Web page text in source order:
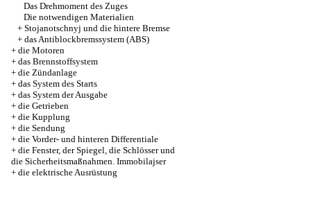
Das Drehmoment des Zuges
Die notwendigen Materialien
+ Stojanotschnyj und die hintere Bremse
+ das Antiblockbremssystem (ABS)
+ die Motoren
+ das Brennstoffsystem
+ die Zündanlage
+ das System des Starts
+ das System der Ausgabe
+ die Getrieben
+ die Kupplung
+ die Sendung
+ die Vorder- und hinteren Differentiale
+ die Fenster, der Spiegel, die Schlösser und
die Sicherheitsmaßnahmen. Immobilajser
+ die elektrische Ausrüstung